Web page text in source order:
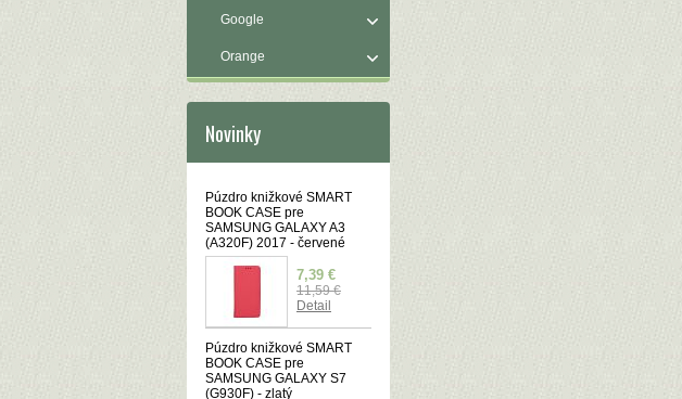
Google
Orange
Novinky
Púzdro knižkové SMART
BOOK CASE pre
SAMSUNG GALAXY A3
(A320F) 2017 - červené
7,39 €
11,59 €
Detail
Púzdro knižkové SMART
BOOK CASE pre
SAMSUNG GALAXY S7
(G930F) - zlatý